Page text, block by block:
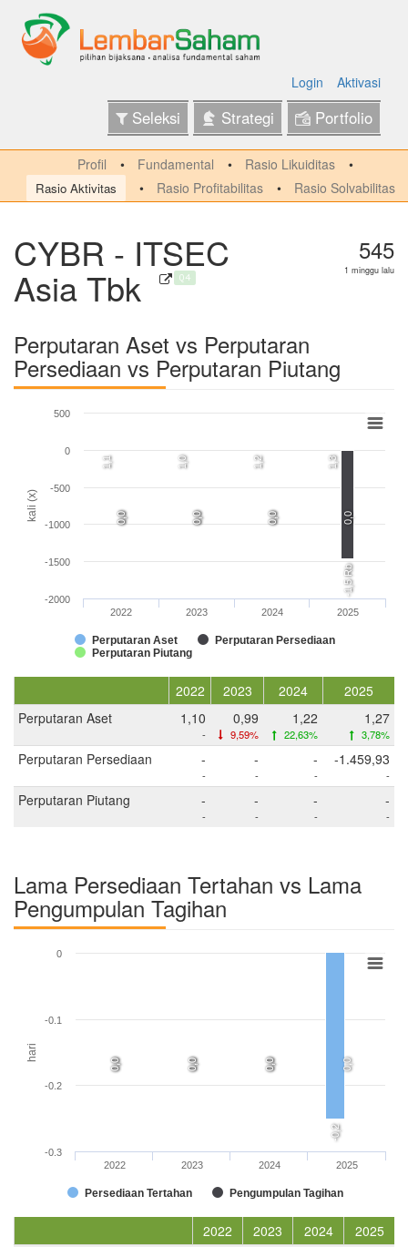
Login Aktivasi
Seleksi Strategi Portfolio
Profil Fundamental Rasio Likuiditas
Rasio Aktivitas Rasio Profitabilitas Rasio Solvabilitas
CYBR - ITSEC
Asia Tbk Q4
545
1 minggu lalu
Perputaran Aset vs Perputaran
Persediaan vs Perputaran Piutang
kali (x)
1,1 1,0 1,2 1,3
0,0 0,0 0,0
-1,5 Rb
0,0 0,0 0,0 0,0
Perputaran Aset
Perputaran Persediaan
Perputaran Piutang
2022 2023 2024 2025
-2000
-1500
-1000
-500
0
500
2022 2023 2024
2025
Perputaran Aset
1,10
-
0,99
9,59%
1,22
22,63%
1,27
3,78%
Perputaran Persediaan -
-
-
-
-
-
-1.459,93
-
Perputaran Piutang -
-
-
-
-
-
-
-
Lama Persediaan Tertahan vs Lama
Pengumpulan Tagihan
hari
0,0 0,0 0,0
-0,2
0,0 0,0 0,0 0,0
Persediaan Tertahan Pengumpulan Tagihan
2022 2023 2024 2025
-0.3
-0.2
-0.1
0
2022 2023 2024
2025